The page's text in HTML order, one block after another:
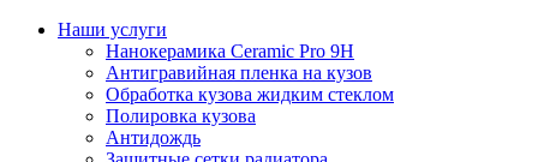
Наши услуги
Нанокерамика Ceramic Pro 9H
Антигравийная пленка на кузов
Обработка кузова жидким стеклом
Полировка кузова
Антидождь